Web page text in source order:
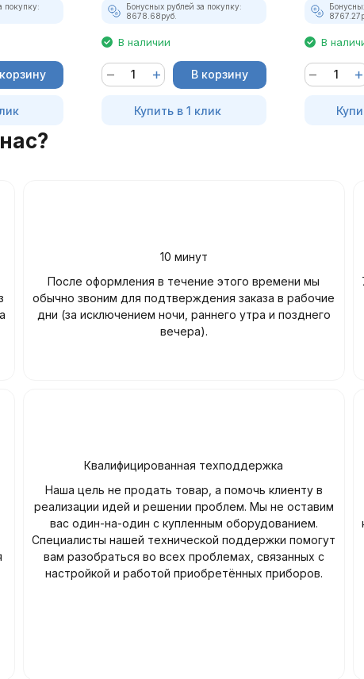
покупку:
Бонусных рублей за покупку:
8678.68руб.
В наличии
В корзину
Купить в 1 клик
8767.27
В
10 минут
После оформления в течение этого времени мы
обычно звоним для подтверждения заказа в рабочие
дни (за исключением ночи, раннего утра и позднего
вечера).
Квалифицированная техподдержка
Наша цель не продать товар, а помочь клиенту в
реализации идей и решении проблем. Мы не оставим
вас один-на-один с купленным оборудованием.
Специалисты нашей технической поддержки помогут
вам разобраться во всех проблемах, связанных с
настройкой и работой приобретённых приборов.